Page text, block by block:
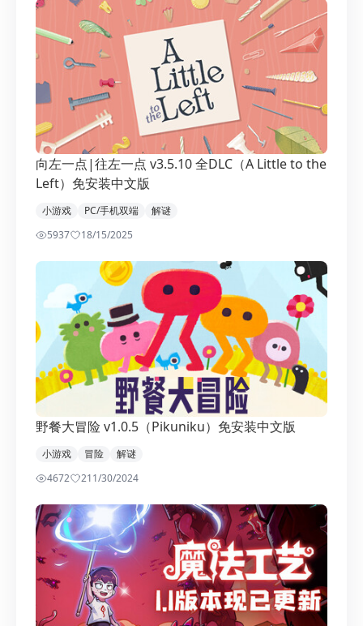
向左一点|往左一点 v3.5.10 全DLC（A Little to the
Left）免安装中文版
小游戏 PC/手机双端
解谜
5937
18/15/2025
野餐大冒险 v1.0.5（Pikuniku）免安装中文版
小游戏 冒险
解谜
4672
211/30/2024